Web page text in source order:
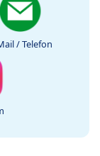
/ Telefon